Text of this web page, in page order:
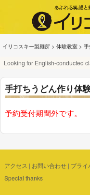
イリコスキー製麺所 > 体験教室 >
Looking for English-conducted
手打ちうどん作り体
予約受付期間外です。
アクセス | お問い合わせ| プライ
Special thanks